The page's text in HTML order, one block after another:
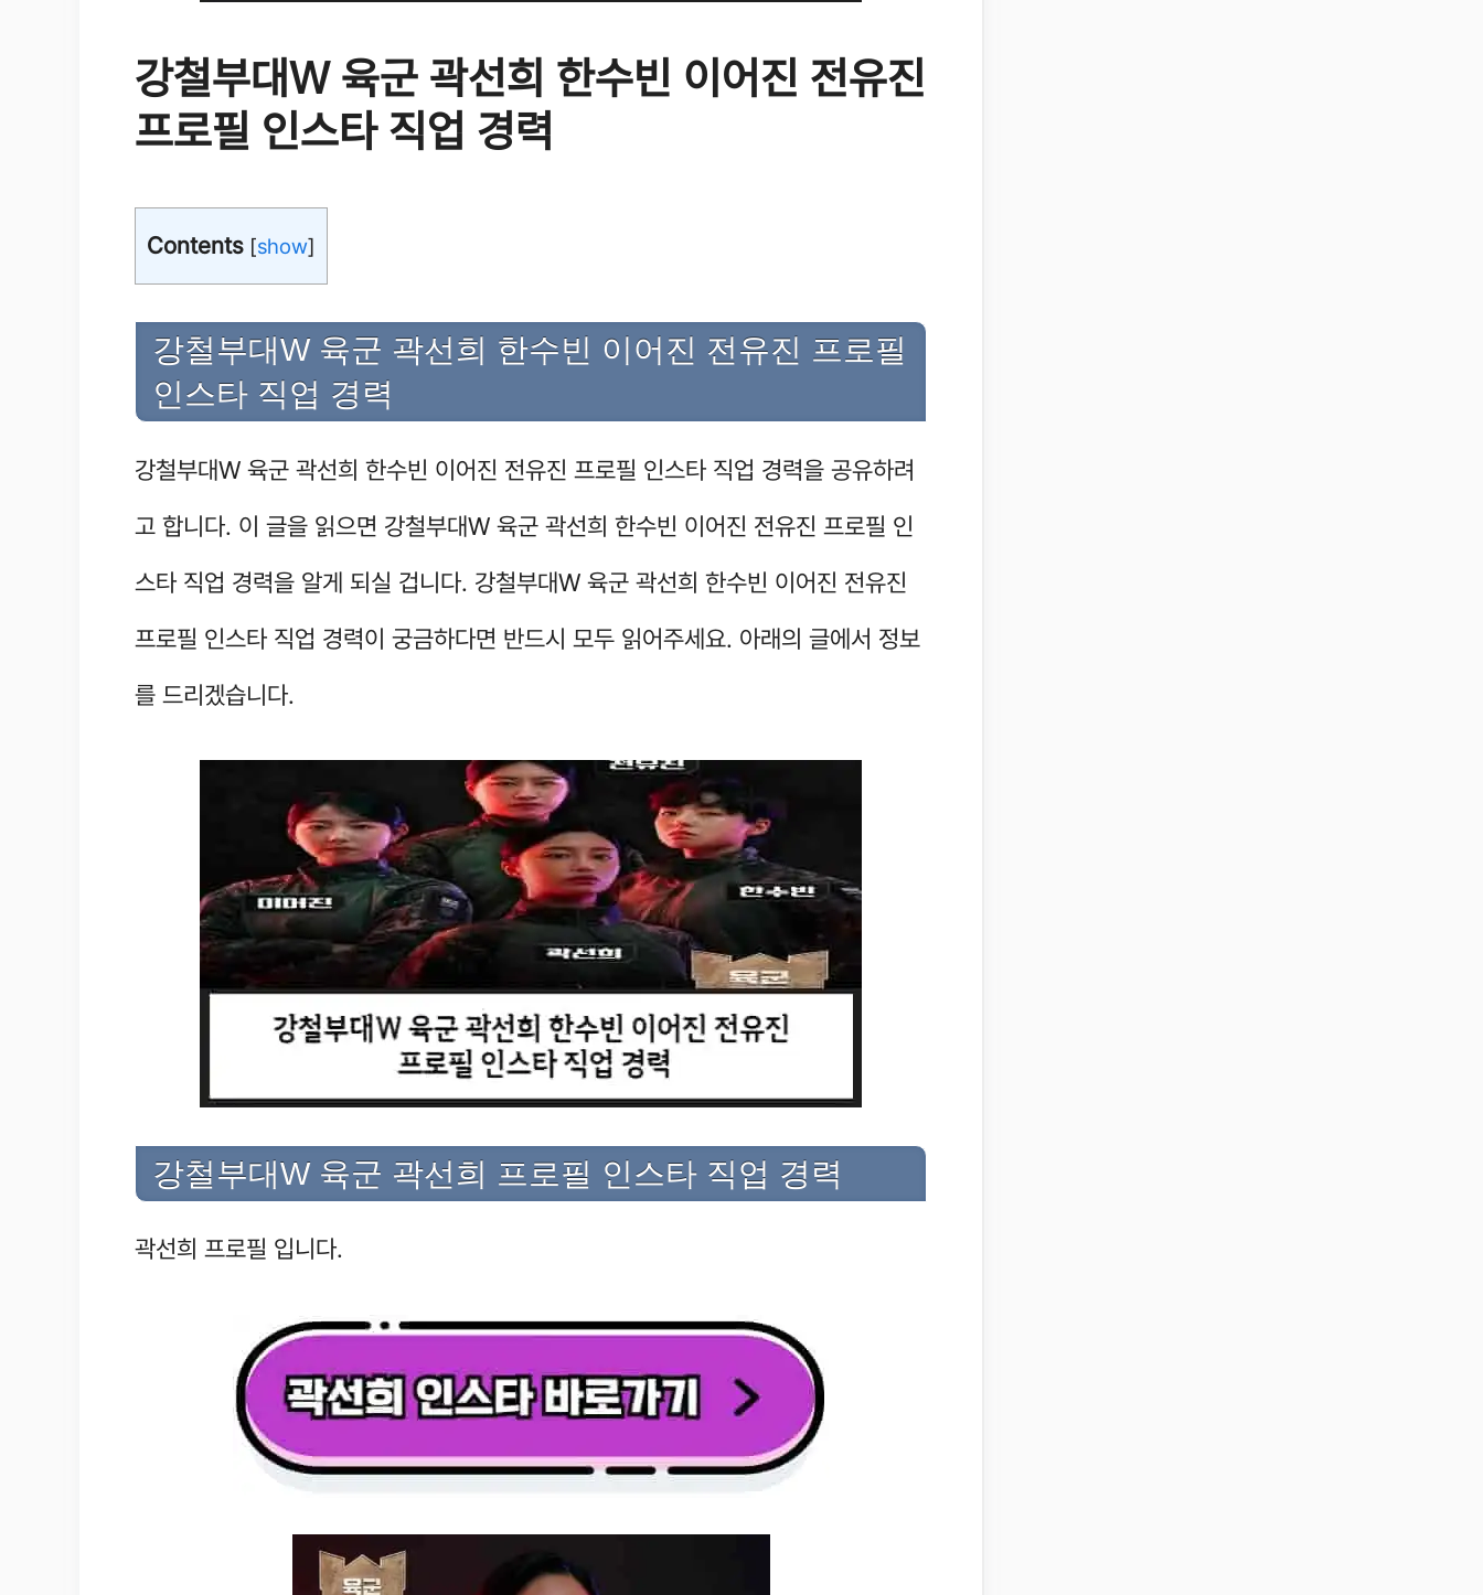
강철부대W 육군 곽선희 한수빈 이어진 전유진
프로필 인스타 직업 경력
Contents [show]
강철부대W 육군 곽선희 한수빈 이어진 전유진 프로필
인스타 직업 경력
강철부대W 육군 곽선희 한수빈 이어진 전유진 프로필 인스타 직업 경력을 공유하려
고 합니다. 이 글을 읽으면 강철부대W 육군 곽선희 한수빈 이어진 전유진 프로필 인
스타 직업 경력을 알게 되실 겁니다. 강철부대W 육군 곽선희 한수빈 이어진 전유진
프로필 인스타 직업 경력이 궁금하다면 반드시 모두 읽어주세요. 아래의 글에서 정보
를 드리겠습니다.
강철부대W 육군 곽선희 프로필 인스타 직업 경력
곽선희 프로필 입니다.